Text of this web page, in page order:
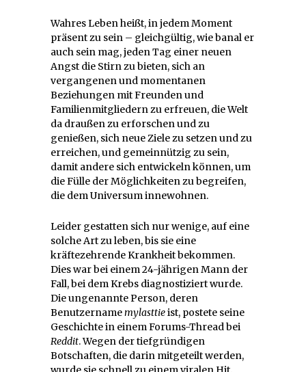
Wahres Leben heißt, in jedem Moment
präsent zu sein – gleichgültig, wie banal er
auch sein mag, jeden Tag einer neuen
Angst die Stirn zu bieten, sich an
vergangenen und momentanen
Beziehungen mit Freunden und
Familienmitgliedern zu erfreuen, die Welt
da draußen zu erforschen und zu
genießen, sich neue Ziele zu setzen und zu
erreichen, und gemeinnützig zu sein,
damit andere sich entwickeln können, um
die Fülle der Möglichkeiten zu begreifen,
die dem Universum innewohnen.
Leider gestatten sich nur wenige, auf eine
solche Art zu leben, bis sie eine
kräftezehrende Krankheit bekommen.
Dies war bei einem 24-jährigen Mann der
Fall, bei dem Krebs diagnostiziert wurde.
Die ungenannte Person, deren
Benutzernamemylasttieist, postete seine
Geschichte in einem Forums-Thread bei
Reddit. Wegen der tiefgründigen
Botschaften, die darin mitgeteilt werden,